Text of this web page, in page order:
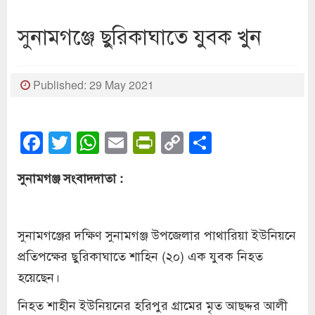
সুনামগঞ্জে ছুরিকাঘাতে যুবক খুন
Published: 29 May 2021
Facebook
Twitter
WhatsApp
EmailPrintFriendly
Copy
Link
সুনামগঞ্জ সংবাদদাতা :
সুনামগঞ্জের দক্ষিণ সুনামগঞ্জ উপজেলার পাথারিয়া ইউনিয়নে
প্রতিপক্ষের ছুরিকাঘাতে শাহিন (২০) এক যুবক নিহত
হয়েছেন।
নিহত শাহীন ইউনিয়নের হরিপুর গ্রামের মৃত আছদ্দর আলী